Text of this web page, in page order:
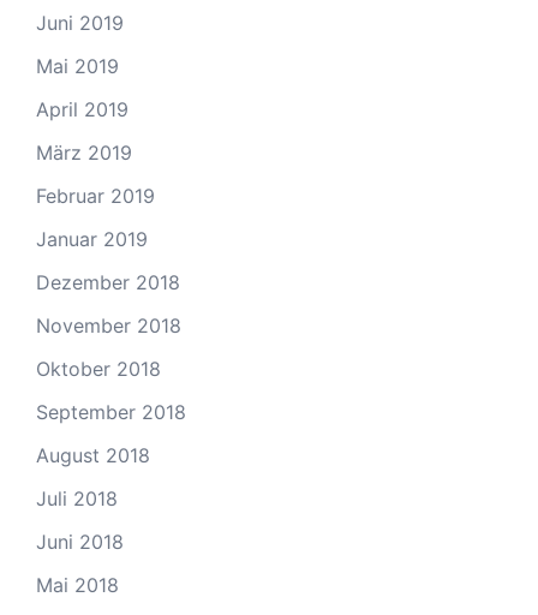
Juni 2019
Mai 2019
April 2019
März 2019
Februar 2019
Januar 2019
Dezember 2018
November 2018
Oktober 2018
September 2018
August 2018
Juli 2018
Juni 2018
Mai 2018